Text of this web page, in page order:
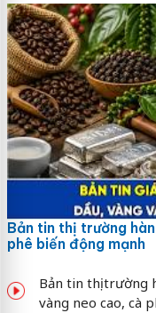
Bản tin thị trường
phê biến động mạnh
Bản tin thị trường
vàng neo cao, cà